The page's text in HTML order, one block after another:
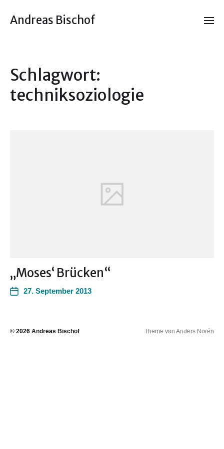
Andreas Bischof
Schlagwort:
techniksoziologie
„Moses‘ Brücken“
27. September 2013
© 2026 Andreas Bischof Theme von Anders Norén